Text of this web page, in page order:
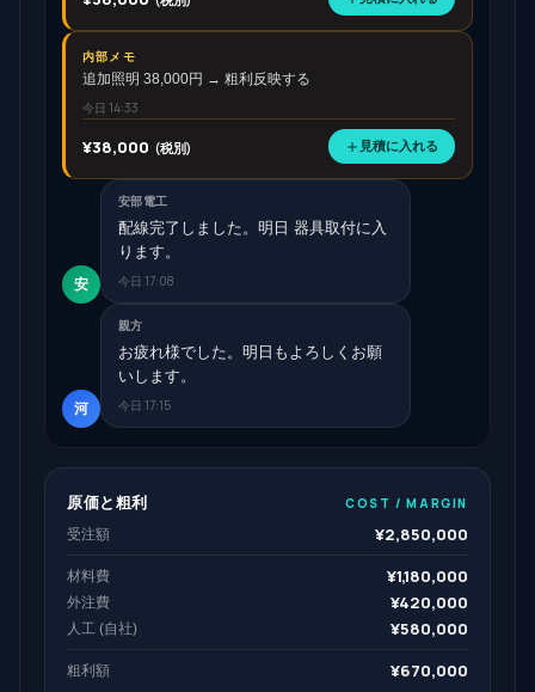
内部メモ
追加照明 38,000円 → 粗利反映する
今日 14:33
¥38,000 (税別) 見積に入れる
安
安部電工
配線完了しました。明日 器具取付に入
ります。
今日 17:08
河
親方
お疲れ様でした。明日もよろしくお願
いします。
今日 17:15
原価と粗利
COST / MARGIN
受注額
¥2,850,000
材料費 ¥1,180,000
外注費 ¥420,000
人工 (自社) ¥580,000
粗利額 ¥670,000